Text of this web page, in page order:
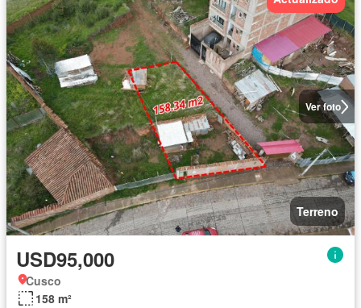
Ver foto
Terreno
USD95,000
Cusco
158 m²